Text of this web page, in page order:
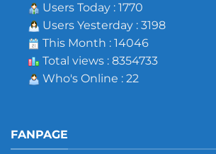
Users Today : 1770
Users Yesterday : 3198
This Month : 14046
Total views : 8354733
Who's Online : 22
FANPAGE